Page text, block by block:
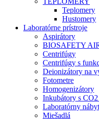
Teplomery
Hustomery
Laboratórne prístroje
Aspirátory
BIOSAFETY
Centrifúgy
Centrifúgy s
Deionizátory na
Fotometre
Homogenizátory
Inkubátory s CO2
Laboratórny
Miešadlá